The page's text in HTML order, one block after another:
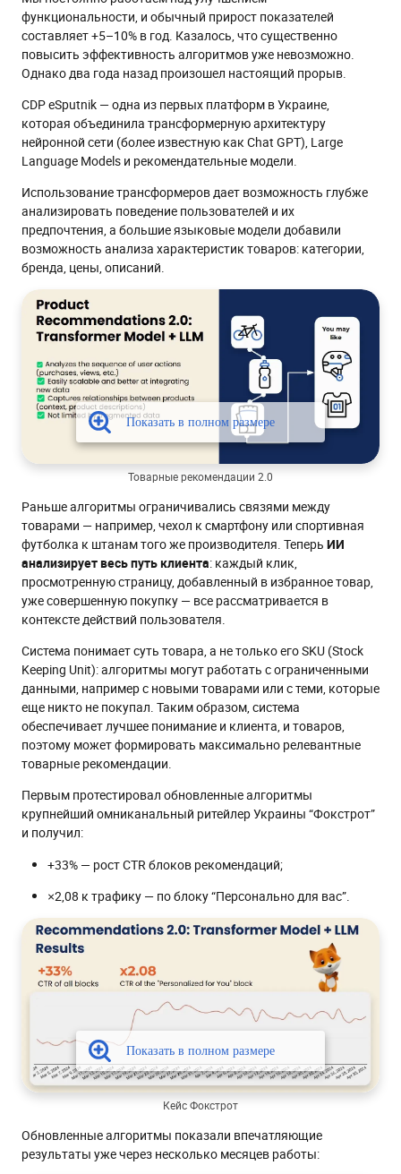
функциональности, и обычный прирост показателей
составляет +5–10% в год. Казалось, что существенно
повысить эффективность алгоритмов уже невозможно.
Однако два года назад произошел настоящий прорыв.
CDP eSputnik — одна из первых платформ в Украине,
которая объединила трансформерную архитектуру
нейронной сети (более известную как Chat GPT), Large
Language Models и рекомендательные модели.
Использование трансформеров дает возможность глубже
анализировать поведение пользователей и их
предпочтения, а большие языковые модели добавили
возможность анализа характеристик товаров: категории,
бренда, цены, описаний.
Товарные рекомендации 2.0
Раньше алгоритмы ограничивались связями между
товарами — например, чехол к смартфону или спортивная
футболка к штанам того же производителя. Теперь ИИ
анализирует весь путь клиента: каждый клик,
просмотренную страницу, добавленный в избранное товар,
уже совершенную покупку — все рассматривается в
контексте действий пользователя.
Система понимает суть товара, а не только его SKU (Stock
Keeping Unit): алгоритмы могут работать с ограниченными
данными, например с новыми товарами или с теми, которые
еще никто не покупал. Таким образом, система
обеспечивает лучшее понимание и клиента, и товаров,
поэтому может формировать максимально релевантные
товарные рекомендации.
Первым протестировал обновленные алгоритмы
крупнейший омниканальный ритейлер Украины “Фокстрот”
и получил:
+33% — рост CTR блоков рекомендаций;
×2,08 к трафику — по блоку “Персонально для вас”.
Кейс Фокстрот
Обновленные алгоритмы показали впечатляющие
результаты уже через несколько месяцев работы: